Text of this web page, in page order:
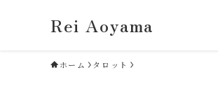
Rei Aoyama
ホーム タロット